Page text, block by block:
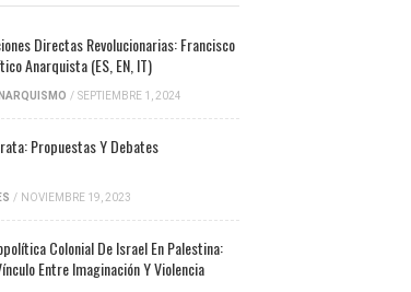
Directas Revolucionarias: Francisco
Anarquista (ES, EN, IT)
/ SEPTIEMBRE 1, 2024
Propuestas Y Debates
/ NOVIEMBRE 19, 2023
Colonial De Israel En Palestina:
Entre Imaginación Y Violencia